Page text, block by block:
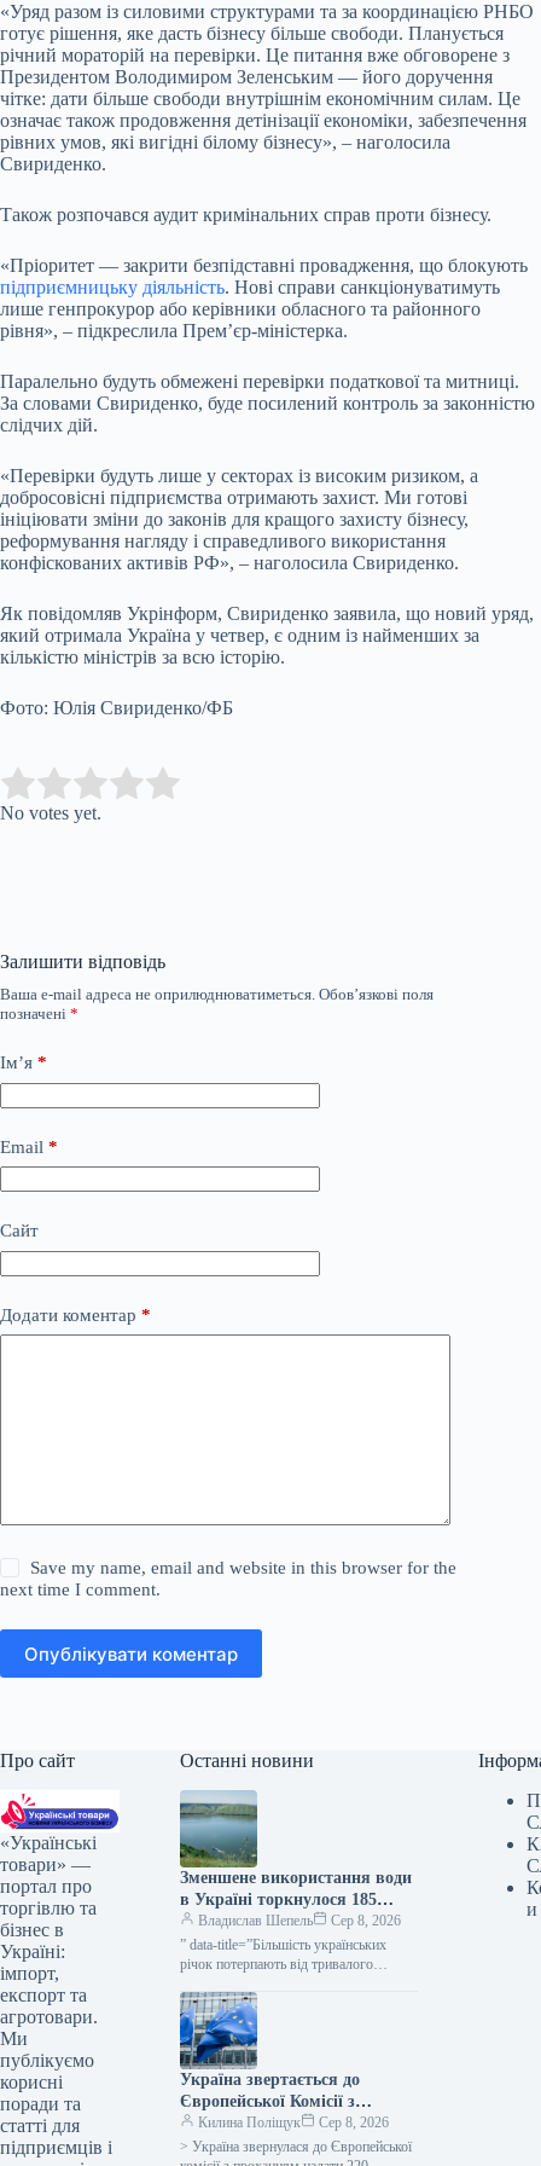
«Уряд разом із силовими структурами та за координацією РНБО
готує рішення, яке дасть бізнесу більше свободи. Планується
річний мораторій на перевірки. Це питання вже обговорене з
Президентом Володимиром Зеленським — його доручення
чітке: дати більше свободи внутрішнім економічним силам. Це
означає також продовження детінізації економіки, забезпечення
рівних умов, які вигідні білому бізнесу», – наголосила
Свириденко.
Також розпочався аудит кримінальних справ проти бізнесу.
«Пріоритет — закрити безпідставні провадження, що блокують
підприємницьку діяльність. Нові справи санкціонуватимуть
лише генпрокурор або керівники обласного та районного
рівня», – підкреслила Прем’єр-міністерка.
Паралельно будуть обмежені перевірки податкової та митниці.
За словами Свириденко, буде посилений контроль за законністю
слідчих дій.
«Перевірки будуть лише у секторах із високим ризиком, а
добросовісні підприємства отримають захист. Ми готові
ініціювати зміни до законів для кращого захисту бізнесу,
реформування нагляду і справедливого використання
конфіскованих активів РФ», – наголосила Свириденко.
Як повідомляв Укрінформ, Свириденко заявила, що новий уряд,
який отримала Україна у четвер, є одним із найменших за
кількістю міністрів за всю історію.
Фото: Юлія Свириденко/ФБ
Rate this item:
No votes yet.
Залишити відповідь
Ваша e-mail адреса не оприлюднюватиметься. Обов’язкові поля
позначені *
Ім’я *
Email *
Сайт
Додати коментар *
Save my name, email and website in this browser for the
next time I comment.
Опублікувати коментар
Про сайт
«Українські
товари» —
портал про
торгівлю та
бізнес в
Україні:
імпорт,
експорт та
агротовари.
Ми
публікуємо
корисні
поради та
статті для
підприємців і
Останні новини
Зменшене використання води
в Україні торкнулося 185
споживачів — КУРКУЛЬ
Владислав Шепель
Сер 8, 2026
” data-title=”Більшість українських
річок потерпають від тривалого
url=”https://kurkul.com/news/41869-na-
bilshosti-richok-ukrayini-zberigayetsya-
stiyke-malovoddya”> Більшість
українських річок потерпають від
тривалого дефіциту води 7 серпня…
Україна звертається до
Європейської Комісії з
проханням надати 220
мільйонів євро для допомоги
Килина Поліщук
Сер 8, 2026
> Україна звернулася до Європейської
и